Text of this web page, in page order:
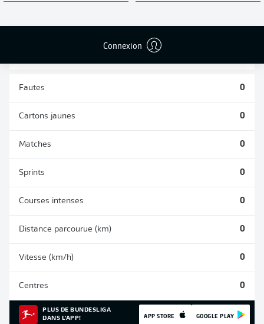
Connexion
0 0
Fautes 0
Cartons jaunes 0
Matches 0
Sprints 0
Courses intenses 0
Distance parcourue (km) 0
Vitesse (km/h) 0
Centres 0
PLUS DE BUNDESLIGA
DANS L'APP!
APP STORE GOOGLE PLAY